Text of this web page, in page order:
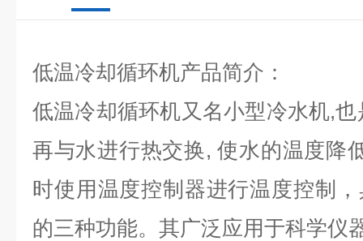
低温冷却循环机产品简介：
低温冷却循环机又名小型冷水机,
再与水进行热交换, 使水的温度降
时使用温度控制器进行温度控制
的三种功能。其广泛应用于科学仪